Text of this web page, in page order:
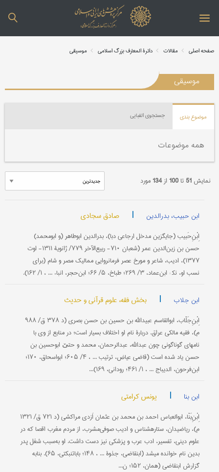
صفحه اصلی مقالات دائرة المعارف بزرگ اسلامی موسیقی
موسیقی
موضوع بندی جستجوی الفبایی
همه موضوعات
نمایش 51 تا100 از134مورد
ابن حبیب، بدرالدین | صادق سجادی
اِبْنِ‌حَبیب (جایگزین مدخل ارجاعی دبا)، بدرالدین ابوطاهر (و ابومحمد)
حسن بن زین‌الدین عمر (شعبان ۷۱۰- ربیع‌الآخر ۷۷۹/ ژانویۀ ۱۳۱۱- اوت
۱۳۷۷)، ادیب، شاعر و مورخ عصر فرمانروایی ممالیک مصر و شام (برای
نسب او، نک‍ : ابن‌عماد، ۳/ ۲۶۹؛ طباخ، ۵/ ۶۶؛ ابن‌حجر، انباء ... ، ۱/ ۱۶۲).
ابن جلاب | بخش فقه، علوم قرآنی و حدیث
اِبْنِ‌جَلّاب، ابوالقاسم عبیدالله بن حسین بن حسن بصری (د ۳۷۸ ق/ ۹۸۸
م)، فقیه مالکی عراق. دربارۀ نام او اختلاف بسیار است؛ در منابع از وی با
نامهای گوناگونی چون عبدالله، عبدالرحمان، محمد و حتێ ابوحسین بن
حسن یاد شده است (قاضی عیاض، ترتیب ... ، ۴/ ۶۰۵؛ ابواسحاق، ۱۷۰؛
ابن‌فرحون، الدیباج ... ، ۱/ ۴۶۱؛ رودانی، ۱۶۹)...
ابن بنا | یونس کرامتی
اِبْنِ‌بَنّا، ابوالعباس احمد بن محمد بن عثمان اَزدی مراکشی (د ۷۲۱ ق/ ۱۳۲۱
م)، ریاضی‎دان، ستاره‎شناس و ادیب صوفی‌مشرب، از مردم مغرب اقصا که در
علوم دینی، تفسیر، ادب عرب و پزشکی نیز دست داشت. او به‌سبب شغل پدر
بدین نام خوانده می‎شد (ابن‎قاضی، جذوة ... ، ۱۴۸؛ بابا‎تنبکتی، ۶۵). بنا‌به
گزارش ابن‎قاضی (همان، ۱۵۲؛ ن...